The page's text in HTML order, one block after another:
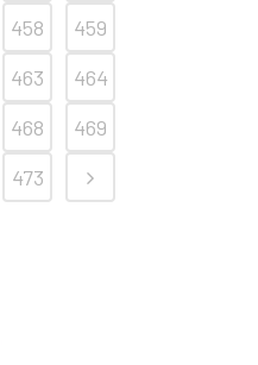
458
459
463
464
468
469
473